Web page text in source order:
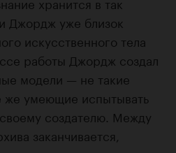
Джордж уже близок
искусственного тела
работы Джордж создал
модели — не такие
умеющие испытывать
создателю. Между
заканчивается,